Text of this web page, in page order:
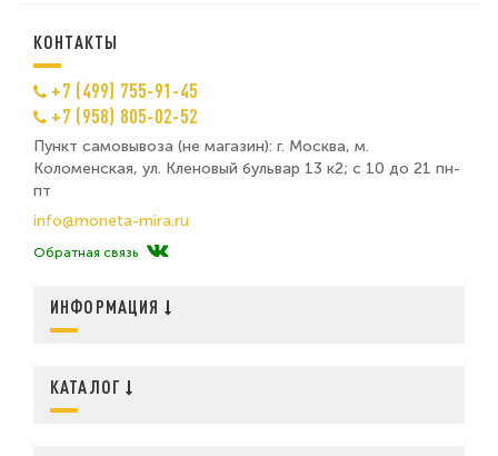
КОНТАКТЫ
+7 (499) 755-91-45
+7 (958) 805-02-52
Пункт самовывоза (не магазин): г. Москва, м.
Коломенская, ул. Кленовый бульвар 13 к2; с 10 до 21 пн-
пт
info@moneta-mira.ru
Обратная связь
ИНФОРМАЦИЯ
КАТАЛОГ